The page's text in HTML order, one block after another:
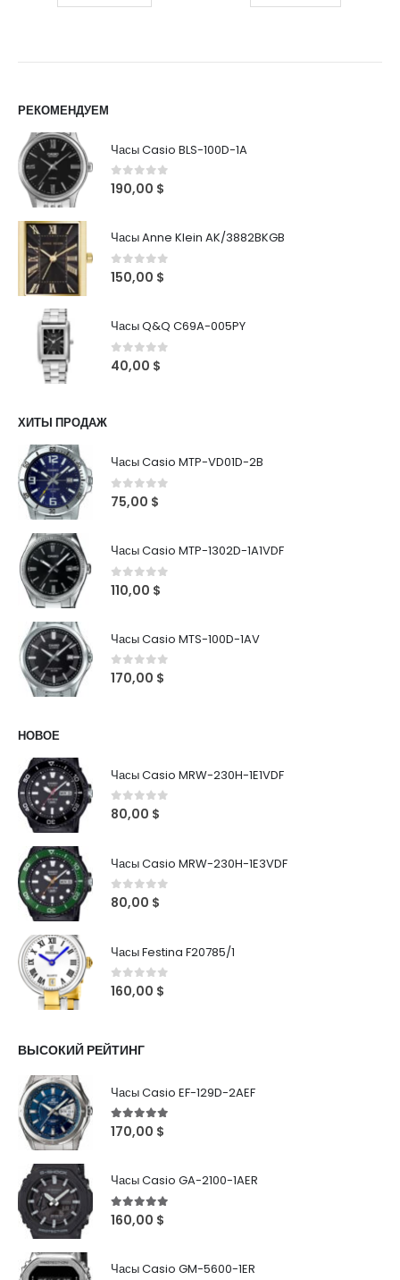
РЕКОМЕНДУЕМ
Часы Casio BLS-100D-1A
0out of 5
190,00 $
Часы Anne Klein AK/3882BKGB
0out of 5
150,00 $
Часы Q&Q C69A-005PY
0 out of 5
40,00 $
ХИТЫ ПРОДАЖ
Часы Casio MTP-VD01D-2B
0out of 5
75,00 $
Часы Casio MTP-1302D-1A1VDF
0out of 5
110,00 $
Часы Casio MTS-100D-1AV
0out of 5
170,00 $
НОВОЕ
Часы Casio MRW-230H-1E1VDF
0out of 5
80,00 $
Часы Casio MRW-230H-1E3VDF
0out of 5
80,00 $
Часы Festina F20785/1
0out of 5
160,00 $
ВЫСОКИЙ РЕЙТИНГ
Часы Casio EF-129D-2AEF
5out of 5
170,00 $
Часы Casio GA-2100-1AER
5out of 5
160,00 $
Часы Casio GM-5600-1ER